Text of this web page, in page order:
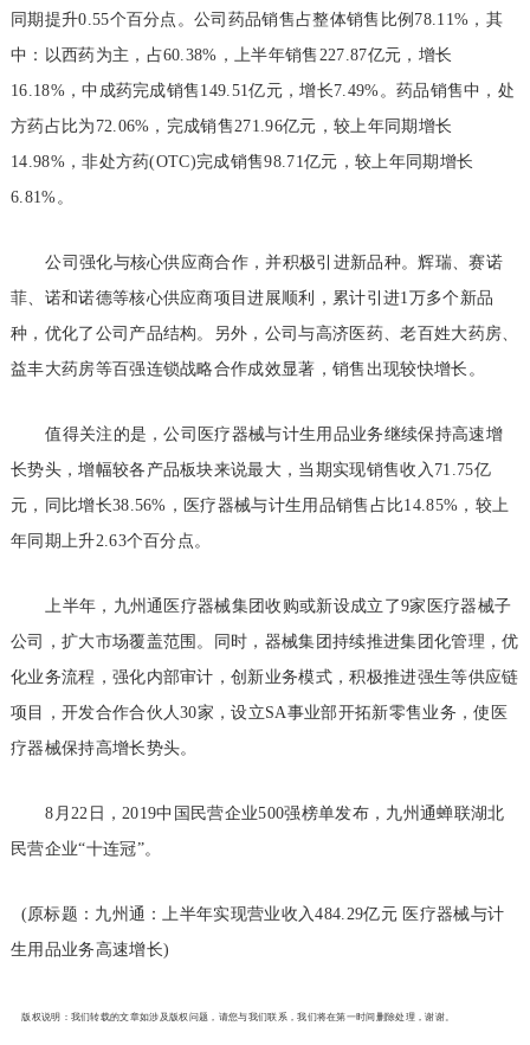
同期提升0.55个百分点。公司药品销售占整体销售比例78.11%，其
中：以西药为主，占60.38%，上半年销售227.87亿元，增长
16.18%，中成药完成销售149.51亿元，增长7.49%。药品销售中，处
方药占比为72.06%，完成销售271.96亿元，较上年同期增长
14.98%，非处方药(OTC)完成销售98.71亿元，较上年同期增长
6.81%。
公司强化与核心供应商合作，并积极引进新品种。辉瑞、赛诺
菲、诺和诺德等核心供应商项目进展顺利，累计引进1万多个新品
种，优化了公司产品结构。另外，公司与高济医药、老百姓大药房、
益丰大药房等百强连锁战略合作成效显著，销售出现较快增长。
值得关注的是，公司医疗器械与计生用品业务继续保持高速增
长势头，增幅较各产品板块来说最大，当期实现销售收入71.75亿
元，同比增长38.56%，医疗器械与计生用品销售占比14.85%，较上
年同期上升2.63个百分点。
上半年，九州通医疗器械集团收购或新设成立了9家医疗器械子
公司，扩大市场覆盖范围。同时，器械集团持续推进集团化管理，优
化业务流程，强化内部审计，创新业务模式，积极推进强生等供应链
项目，开发合作合伙人30家，设立SA事业部开拓新零售业务，使医
疗器械保持高增长势头。
8月22日，2019中国民营企业500强榜单发布，九州通蝉联湖北
民营企业“十连冠”。
(原标题：九州通：上半年实现营业收入484.29亿元 医疗器械与计
生用品业务高速增长)
版权说明：我们转载的文章如涉及版权问题，请您与我们联系，我们将在第一时间删除处理，谢谢。